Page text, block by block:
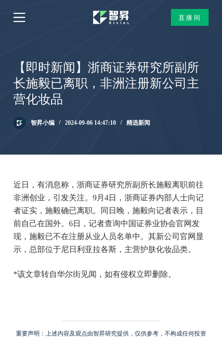
跳
过
直播间
【即时新闻】浙商证券研究所副所
长施毅已离职，非洲注册新公司主
营化妆品
智昇小编 2024-09-06 14:47:10 精选新闻
近日，有消息称，浙商证券研究所副所长施毅离职前往
非洲创业，引发关注。9月4日，浙商证券内部人士向记
者证实，施毅确已离职。同日晚，施毅向记者表示，目
前自己在国外。6日，记者查询中国证券业协会官网发
现，施毅已不在注册从业人员名单中。其新公司官网显
示，总部位于尼日利亚拉各斯，主营护肤化妆品类。
*该文章转自华尔街见闻，如有侵权立即删除。
重要声明：上述内容及观点由智昇研究提供，仅供参考，不构成任何投资